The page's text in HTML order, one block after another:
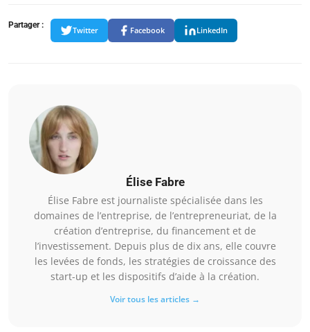
Partager :
Twitter Facebook LinkedIn
Élise Fabre
Élise Fabre est journaliste spécialisée dans les
domaines de l’entreprise, de l’entrepreneuriat, de la
création d’entreprise, du financement et de
l’investissement. Depuis plus de dix ans, elle couvre
les levées de fonds, les stratégies de croissance des
start-up et les dispositifs d’aide à la création.
Voir tous les articles →